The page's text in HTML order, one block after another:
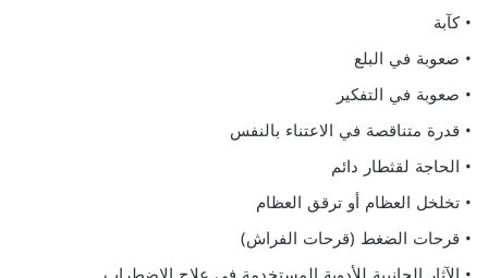
• كآبة
• صعوبة في البلع
• صعوبة في التفكير
• قدرة متناقصة في الاعتناء بالنفس
• الحاجة لقثطار دائم
• تخلخل العظام أو ترقق العظام
• قرحات الضغط (قرحات الفراش)